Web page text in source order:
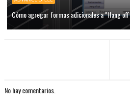
Cómo agregar formas adicionales a "Hang
No hay comentarios.